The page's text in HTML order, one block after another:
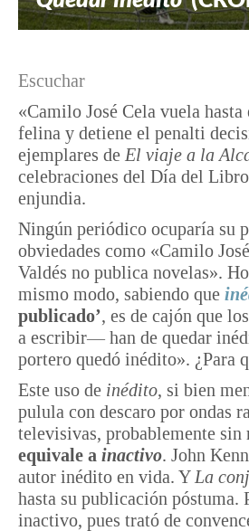
Escuchar
«Camilo José Cela vuela
felina y detiene el penalti
ejemplares de El viaje a la
celebraciones del Día del
enjundia.
Ningún periódico ocuparía su
obviedades como «Camilo
Valdés no publica novelas».
mismo modo, sabiendo que
publicado’, es de cajón que
a escribir— han de quedar
portero quedó inédito». ¿Para
Este uso de inédito, si bien
pulula con descaro por ondas
televisivas, probablemente
equivale a inactivo. John
autor inédito en vida. Y La
hasta su publicación póstuma.
inactivo, pues trató de